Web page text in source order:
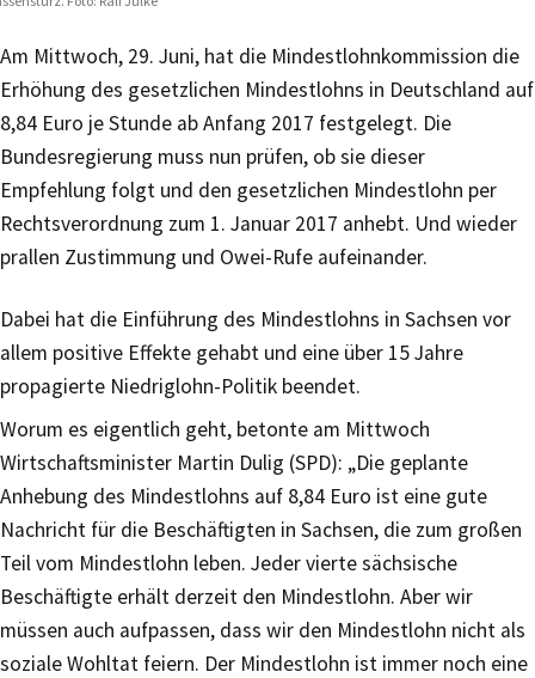
Am Mittwoch, 29. Juni, hat die Mindestlohnkommission die
Erhöhung des gesetzlichen Mindestlohns in Deutschland auf
8,84 Euro je Stunde ab Anfang 2017 festgelegt. Die
Bundesregierung muss nun prüfen, ob sie dieser
Empfehlung folgt und den gesetzlichen Mindestlohn per
Rechtsverordnung zum 1. Januar 2017 anhebt. Und wieder
prallen Zustimmung und Owei-Rufe aufeinander.
Dabei hat die Einführung des Mindestlohns in Sachsen vor
allem positive Effekte gehabt und eine über 15 Jahre
propagierte Niedriglohn-Politik beendet.
Worum es eigentlich geht, betonte am Mittwoch
Wirtschaftsminister Martin Dulig (SPD): „Die geplante
Anhebung des Mindestlohns auf 8,84 Euro ist eine gute
Nachricht für die Beschäftigten in Sachsen, die zum großen
Teil vom Mindestlohn leben. Jeder vierte sächsische
Beschäftigte erhält derzeit den Mindestlohn. Aber wir
müssen auch aufpassen, dass wir den Mindestlohn nicht als
soziale Wohltat feiern. Der Mindestlohn ist immer noch eine